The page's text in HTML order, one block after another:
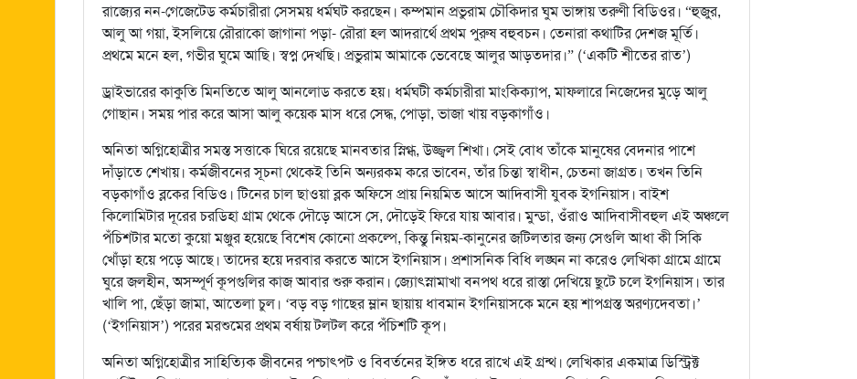
রাজ্যের নন-গেজেটেড কর্মচারীরা সেসময় ধর্মঘট করছেন। কম্পমান প্রভুরাম চৌকিদার ঘুম ভাঙ্গায় তরুণী বিডিওর। “হুজুর,
আলু আ গয়া, ইসলিয়ে রৌরাকো জাগানা পড়া- রৌরা হল আদরার্থে প্রথম পুরুষ বহুবচন। তেনারা কথাটির দেশজ মূর্তি।
প্রথমে মনে হল, গভীর ঘুমে আছি। স্বপ্ন দেখছি। প্রভুরাম আমাকে ভেবেছে আলুর আড়তদার।” (‘একটি শীতের রাত’)
ড্রাইভারের কাকুতি মিনতিতে আলু আনলোড করতে হয়। ধর্মঘটী কর্মচারীরা মাংকিক্যাপ, মাফলারে নিজেদের মুড়ে আলু
গোছান। সময় পার করে আসা আলু কয়েক মাস ধরে সেদ্ধ, পোড়া, ভাজা খায় বড়কাগাঁও।
অনিতা অগ্নিহোত্রীর সমস্ত সত্তাকে ঘিরে রয়েছে মানবতার স্নিগ্ধ, উজ্জ্বল শিখা। সেই বোধ তাঁকে মানুষের বেদনার পাশে
দাঁড়াতে শেখায়। কর্মজীবনের সূচনা থেকেই তিনি অন্যরকম করে ভাবেন, তাঁর চিন্তা স্বাধীন, চেতনা জাগ্রত। তখন তিনি
বড়কাগাঁও ব্লকের বিডিও। টিনের চাল ছাওয়া ব্লক অফিসে প্রায় নিয়মিত আসে আদিবাসী যুবক ইগনিয়াস। বাইশ
কিলোমিটার দূরের চরডিহা গ্রাম থেকে দৌড়ে আসে সে, দৌড়েই ফিরে যায় আবার। মুন্ডা, ওঁরাও আদিবাসীবহুল এই অঞ্চলে
পঁচিশটার মতো কুয়ো মঞ্জুর হয়েছে বিশেষ কোনো প্রকল্পে, কিন্তু নিয়ম-কানুনের জটিলতার জন্য সেগুলি আধা কী সিকি
খোঁড়া হয়ে পড়ে আছে। তাদের হয়ে দরবার করতে আসে ইগনিয়াস। প্রশাসনিক বিধি লঙ্ঘন না করেও লেখিকা গ্রামে গ্রামে
ঘুরে জলহীন, অসম্পূর্ণ কূপগুলির কাজ আবার শুরু করান। জ্যোৎস্নামাখা বনপথ ধরে রাস্তা দেখিয়ে ছুটে চলে ইগনিয়াস। তার
খালি পা, ছেঁড়া জামা, আতেলা চুল। ‘বড় বড় গাছের ম্লান ছায়ায় ধাবমান ইগনিয়াসকে মনে হয় শাপগ্রস্ত অরণ্যদেবতা।’
(‘ইগনিয়াস’) পরের মরশুমের প্রথম বর্ষায় টলটল করে পঁচিশটি কূপ।
অনিতা অগ্নিহোত্রীর সাহিত্যিক জীবনের পশ্চাৎপট ও বিবর্তনের ইঙ্গিত ধরে রাখে এই গ্রন্থ। লেখিকার একমাত্র ডিস্ট্রিক্ট